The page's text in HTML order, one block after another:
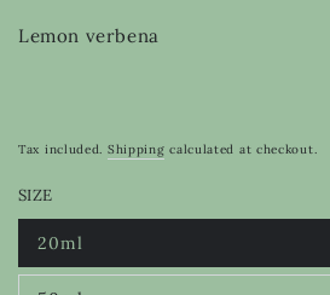
Lemon verbena
Tax included. Shipping calculated at checkout.
SIZE
20ml
Variant
sold
out